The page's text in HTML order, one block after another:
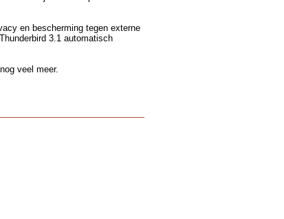
en bescherming tegen externe
3.1 automatisch
veel meer.